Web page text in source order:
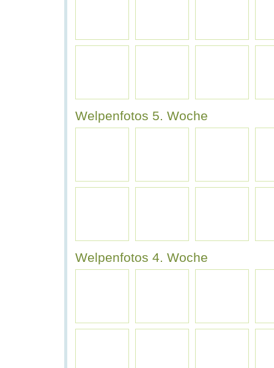
Welpenfotos 5. Woche
Welpenfotos 4. Woche